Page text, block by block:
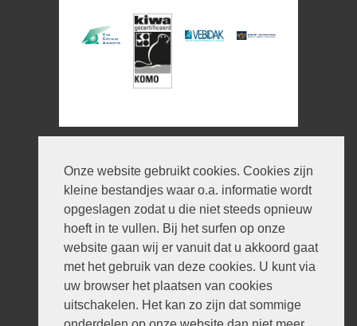
Onze website gebruikt cookies. Cookies zijn
kleine bestandjes waar o.a. informatie wordt
opgeslagen zodat u die niet steeds opnieuw
hoeft in te vullen. Bij het surfen op onze
website gaan wij er vanuit dat u akkoord gaat
met het gebruik van deze cookies. U kunt via
uw browser het plaatsen van cookies
uitschakelen. Het kan zo zijn dat sommige
© 2026 V en H Dakbedekking
Ontwerp:
iWould Design
Privacyverklaring
Disclaimer
Sitemap
Contact